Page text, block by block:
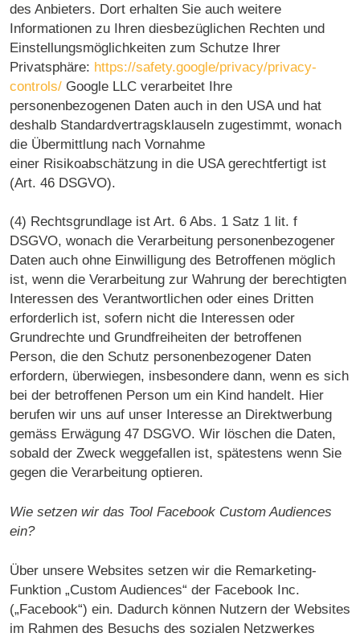
des Anbieters. Dort erhalten Sie auch weitere
Informationen zu Ihren diesbezüglichen Rechten und
Einstellungsmöglichkeiten zum Schutze Ihrer
Privatsphäre: https://safety.google/privacy/privacy-
controls/ Google LLC verarbeitet Ihre
personenbezogenen Daten auch in den USA und hat
deshalb Standardvertragsklauseln zugestimmt, wonach
die Übermittlung nach Vornahme
einer Risikoabschätzung in die USA gerechtfertigt ist
(Art. 46 DSGVO).
(4) Rechtsgrundlage ist Art. 6 Abs. 1 Satz 1 lit. f
DSGVO, wonach die Verarbeitung personenbezogener
Daten auch ohne Einwilligung des Betroffenen möglich
ist, wenn die Verarbeitung zur Wahrung der berechtigten
Interessen des Verantwortlichen oder eines Dritten
erforderlich ist, sofern nicht die Interessen oder
Grundrechte und Grundfreiheiten der betroffenen
Person, die den Schutz personenbezogener Daten
erfordern, überwiegen, insbesondere dann, wenn es sich
bei der betroffenen Person um ein Kind handelt. Hier
berufen wir uns auf unser Interesse an Direktwerbung
gemäss Erwägung 47 DSGVO. Wir löschen die Daten,
sobald der Zweck weggefallen ist, spätestens wenn Sie
gegen die Verarbeitung optieren.
Wie setzen wir das Tool Facebook Custom Audiences
ein?
Über unsere Websites setzen wir die Remarketing-
Funktion „Custom Audiences“ der Facebook Inc.
(„Facebook“) ein. Dadurch können Nutzern der Websites
im Rahmen des Besuchs des sozialen Netzwerkes